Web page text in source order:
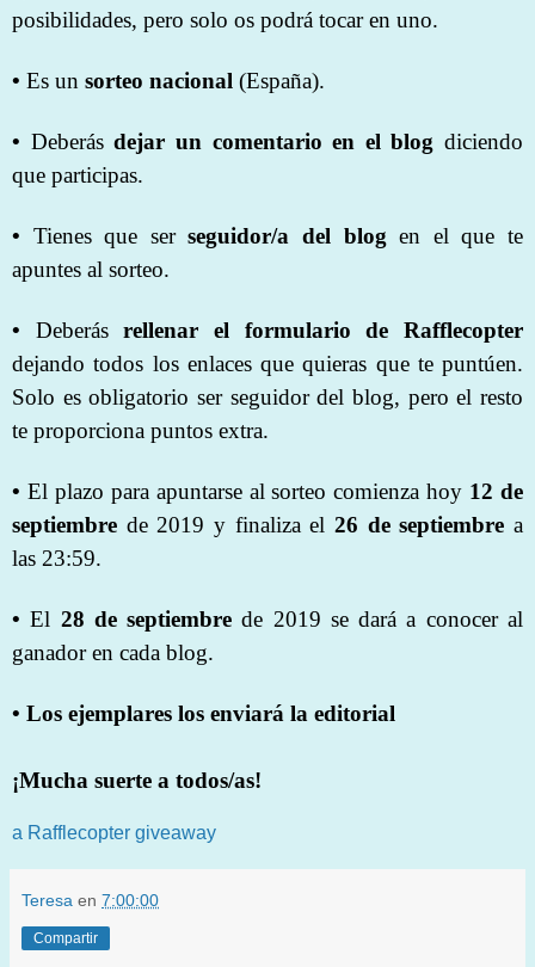
posibilidades, pero solo os podrá tocar en uno.
• Es un sorteo nacional (España).
• Deberásdejar un comentario en el blog diciendo
que participas.
• Tienes que serseguidor/a del blog en el que te
apuntes al sorteo.
• Deberásrellenar el formulario de Rafflecopter
dejando todos los enlaces que quieras que te puntúen.
Solo es obligatorio ser seguidor del blog, pero el resto
te proporciona puntos extra.
• El plazo para apuntarse al sorteo comienza hoy 12 de
septiembre de 2019 y finaliza el26 de septiembre a
las 23:59.
•El 28 de septiembre de 2019 se dará a conocer al
ganador en cada blog.
• Los ejemplares los enviará la editorial
¡Mucha suerte a todos/as!
a Rafflecopter giveaway
Teresa en 7:00:00
Compartir